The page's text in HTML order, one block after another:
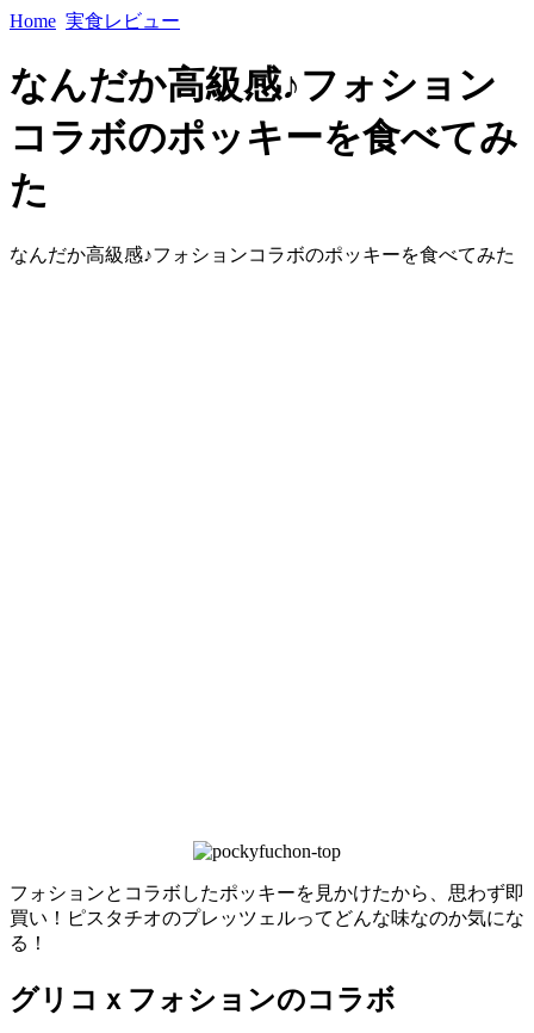
Home 実食レビュー
なんだか高級感♪フォション
コラボのポッキーを食べてみ
た
なんだか高級感♪フォションコラボのポッキーを食べてみた
フォションとコラボしたポッキーを見かけたから、思わず即
買い！ピスタチオのプレッツェルってどんな味なのか気にな
る！
グリコｘフォションのコラボ